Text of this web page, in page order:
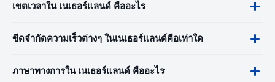
เขตเวลาใน เนเธอร์แลนด์ คืออะไร
ขีดจำกัดความเร็วต่างๆ ในเนเธอร์แลนด์คือเท่าใด
ภาษาทางการใน เนเธอร์แลนด์ คืออะไร